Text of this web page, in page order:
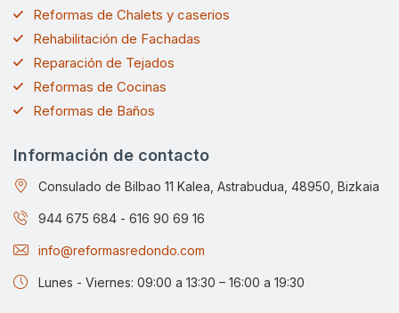
Reformas de Chalets y caserios
Rehabilitación de Fachadas
Reparación de Tejados
Reformas de Cocinas
Reformas de Baños
Información de contacto
Consulado de Bilbao 11 Kalea, Astrabudua, 48950, Bizkaia
944 675 684 - 616 90 69 16
info@reformasredondo.com
Lunes - Viernes: 09:00 a 13:30 – 16:00 a 19:30